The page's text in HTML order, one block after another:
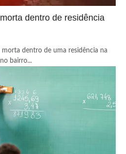
dentro de residência
dentro de uma residência na
bairro...